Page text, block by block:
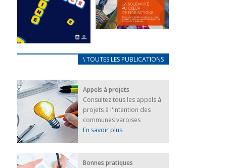
FEUILLETER
au coeur de
nos actions
FEUILLETER
FRANÇAIS/UKRAINIEN
25 avril 2022
Afin
d’accompagner
au mieux les
réfugiés
ukrainiens arrivés
en France,...
FEUILLETER
\ TOUTES LES PUBLICATIONS
Appels à projets
Consultez tous les appels à
projets à l'intention des
communes varoises
En savoir plus
Bonnes pratiques